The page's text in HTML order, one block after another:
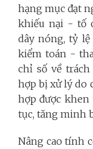
hạng mục đạt
khiếu nại - tố
dây nóng, tỷ
kiểm toán -
chỉ số về
hợp bị xử lý do
hợp được
tục, tăng minh
Nâng cao tính